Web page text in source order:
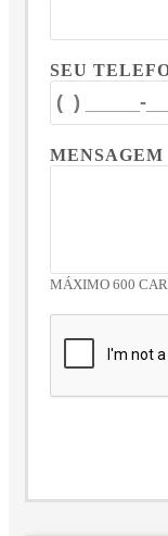
SEU
MENSAGEM
MÁXIMO 600